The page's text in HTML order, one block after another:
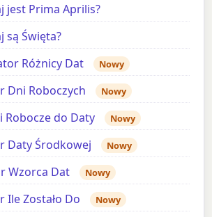
jest Prima Aprilis?
są Święta?
Różnicy Dat
Nowy
Dni Roboczych Nowy
Robocze do Daty Nowy
Daty Środkowej Nowy
Wzorca Dat Nowy
Ile Zostało Do Nowy